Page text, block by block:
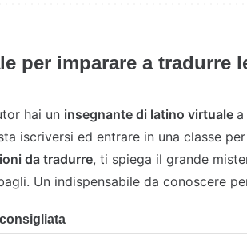
per imparare a tradurre
hai un insegnante di latino virtuale
iscriversi ed entrare in una classe
da tradurre, ti spiega il grande
Un indispensabile da conoscere